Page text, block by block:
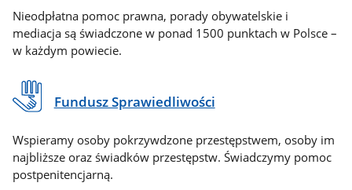
Nieodpłatna pomoc prawna, porady obywatelskie i
mediacja są świadczone w ponad 1500 punktach w Polsce –
w każdym powiecie.
Fundusz Sprawiedliwości
Wspieramy osoby pokrzywdzone przestępstwem, osoby im
najbliższe oraz świadków przestępstw. Świadczymy pomoc
postpenitencjarną.